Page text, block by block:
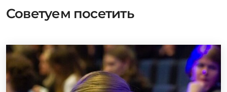
Советуем посетить